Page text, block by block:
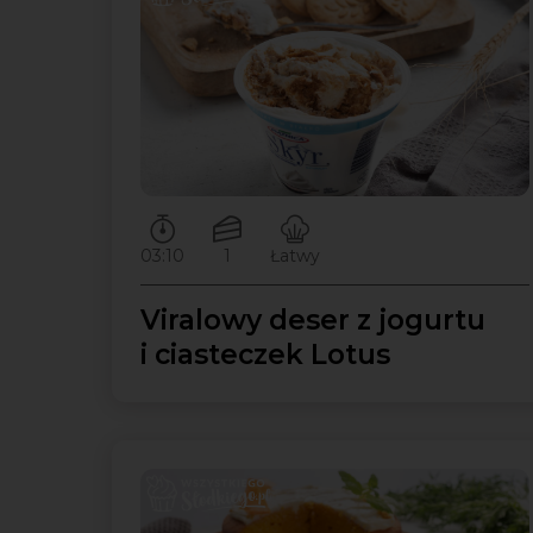
Czas przygotowywania:
03:10
Ilość porcji:
1
Poziom trudności:
Łatwy
Viralowy deser z jogurtu
i ciasteczek Lotus